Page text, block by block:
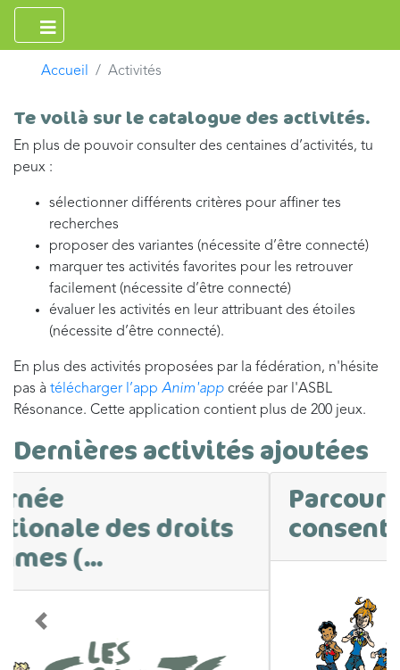
Accueil Activités
Te voilà sur le catalogue des activités.
En plus de pouvoir consulter des centaines d’activités, tu
peux :
sélectionner différents critères pour affiner tes
recherches
proposer des variantes (nécessite d’être connecté)
marquer tes activités favorites pour les retrouver
facilement (nécessite d’être connecté)
évaluer les activités en leur attribuant des étoiles
(nécessite d’être connecté).
En plus des activités proposées par la fédération, n'hésite
pas à télécharger l’app Anim'app créée par l'ASBL
Résonance. Cette application contient plus de 200 jeux.
Dernières activités ajoutées
Parcours sur le
consentement
Précédent